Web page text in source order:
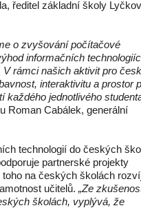
ředitel základní školy
o zvyšování počítačové
informačních
rámci našich aktivit pro
interaktivitu a prostor
každého jednotlivého
Roman Cabálek, generální
technologií do českých
partnerské projekty
na českých školách
učitelů. „Ze
školách, vyplývá, že